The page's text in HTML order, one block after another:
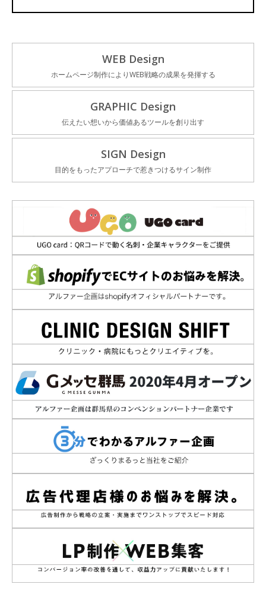
WEB Design
ホームページ制作によりWEB戦略の成果を発揮する
GRAPHIC Design
伝えたい想いから価値あるツールを創り出す
SIGN Design
目的をもったアプローチで惹きつけるサイン制作